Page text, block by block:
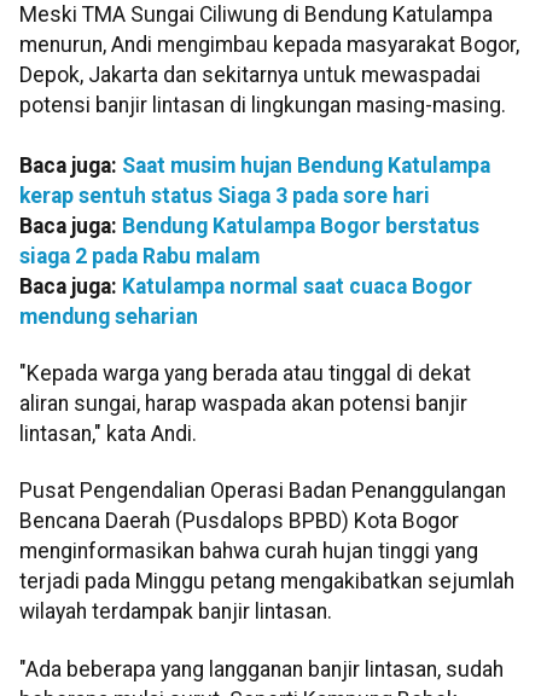
Meski TMA Sungai Ciliwung di Bendung Katulampa
menurun, Andi mengimbau kepada masyarakat Bogor,
Depok, Jakarta dan sekitarnya untuk mewaspadai
potensi banjir lintasan di lingkungan masing-masing.
Baca juga: Saat musim hujan Bendung Katulampa
kerap sentuh status Siaga 3 pada sore hari
Baca juga: Bendung Katulampa Bogor berstatus
siaga 2 pada Rabu malam
Baca juga: Katulampa normal saat cuaca Bogor
mendung seharian
"Kepada warga yang berada atau tinggal di dekat
aliran sungai, harap waspada akan potensi banjir
lintasan," kata Andi.
Pusat Pengendalian Operasi Badan Penanggulangan
Bencana Daerah (Pusdalops BPBD) Kota Bogor
menginformasikan bahwa curah hujan tinggi yang
terjadi pada Minggu petang mengakibatkan sejumlah
wilayah terdampak banjir lintasan.
"Ada beberapa yang langganan banjir lintasan, sudah